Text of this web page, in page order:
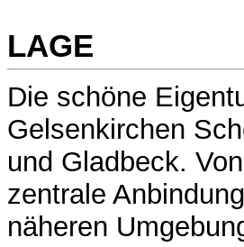
LAGE
Die schöne
Gelsenkirchen
und Gladbeck.
zentrale
näheren